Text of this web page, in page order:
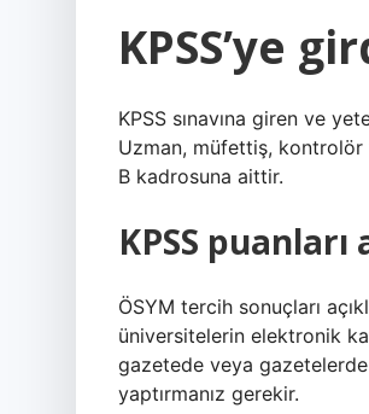
KPSS’ye
KPSS sınavına giren ve
Uzman, müfettiş, kontrolör
B kadrosuna aittir.
KPSS
ÖSYM tercih sonuçları
üniversitelerin elektronik
gazetede veya
yaptırmanız gerekir.